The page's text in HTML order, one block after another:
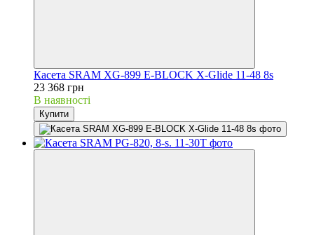
Касета SRAM XG-899 E-BLOCK X-Glide 11-48 8s
23 368 грн
В наявності
Купити